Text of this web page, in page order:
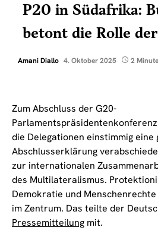
P20 in Südafrika:
betont die Rolle
Amani Diallo 4. Oktober 2025 2
Zum Abschluss der G20-
die Delegationen einstimmig eine
Abschlusserklärung
zur internationalen
des Multilateralismus.
Demokratie und
im Zentrum. Das teilte der
Pressemitteilung mit.